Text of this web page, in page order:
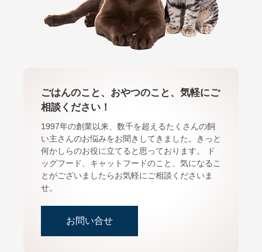
ごはんのこと、おやつのこと、気軽にご
相談ください！
1997年の創業以来、数千を超えるたくさんの飼
い主さんのお悩みをお聞きしてきました。きっと
何かしらのお役に立てると思っております。 ド
ッグフード、キャットフードのこと、気になるこ
とがございましたらお気軽にご相談くださいま
せ。
お問い合せ